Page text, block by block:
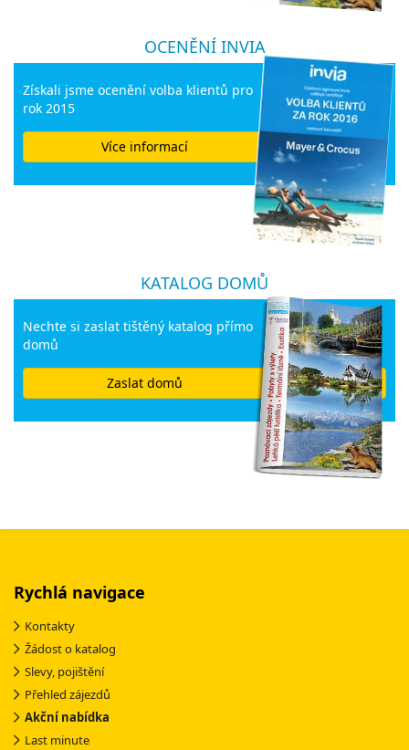
OCENĚNÍ INVIA
Získali jsme ocenění volba klientů pro
rok 2015
Více informací
KATALOG DOMŮ
Nechte si zaslat tištěný katalog přímo
domů
Zaslat domů
Rychlá navigace
Kontakty
Žádost o katalog
Slevy, pojištění
Přehled zájezdů
Akční nabídka
Last minute